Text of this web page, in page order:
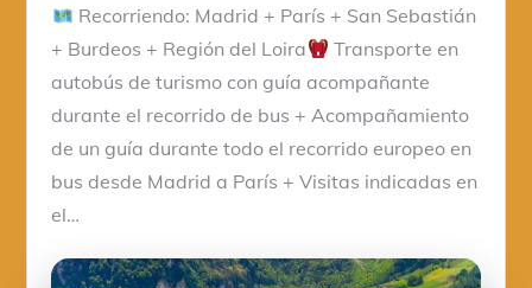
Recorriendo: Madrid + París + San Sebastián
+ Burdeos + Región del Loira
Transporte en
autobús de turismo con guía acompañante
durante el recorrido de bus + Acompañamiento
de un guía durante todo el recorrido europeo en
bus desde Madrid a París + Visitas indicadas en
el…